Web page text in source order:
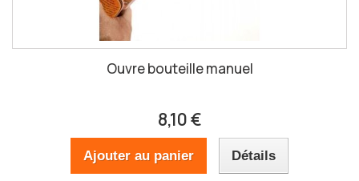
Ouvre bouteille manuel
8,10 €
Ajouter au panier Détails